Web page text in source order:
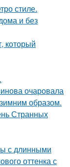
стиле.
и без
который
очаровала
образом.
Странных
с длинными
оттенка с